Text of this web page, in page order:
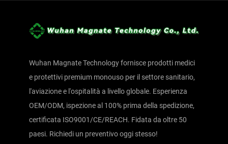
Wuhan Magnate Technology fornisce prodotti medici
e protettivi premium monouso per il settore sanitario,
l'aviazione e l'ospitalità a livello globale. Esperienza
OEM/ODM, ispezione al 100% prima della spedizione,
certificata ISO9001/CE/REACH. Fidata da oltre 50
paesi. Richiedi un preventivo oggi stesso!